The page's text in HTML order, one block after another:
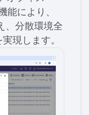
能により、
、分散環境全
現します。